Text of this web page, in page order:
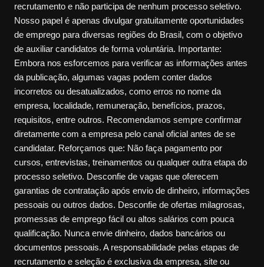
recrutamento e não participa de nenhum processo seletivo.
Nosso papel é apenas divulgar gratuitamente oportunidades
de emprego para diversas regiões do Brasil, com o objetivo
de auxiliar candidatos de forma voluntária. Importante:
Embora nos esforcemos para verificar as informações antes
da publicação, algumas vagas podem conter dados
incorretos ou desatualizados, como erros no nome da
empresa, localidade, remuneração, benefícios, prazos,
requisitos, entre outros. Recomendamos sempre confirmar
diretamente com a empresa pelo canal oficial antes de se
candidatar. Reforçamos que: Não faça pagamento por
cursos, entrevistas, treinamentos ou qualquer outra etapa do
processo seletivo. Desconfie de vagas que oferecem
garantias de contratação após envio de dinheiro, informações
pessoais ou outros dados. Desconfie de ofertas milagrosas,
promessas de emprego fácil ou altos salários com pouca
qualificação. Nunca envie dinheiro, dados bancários ou
documentos pessoais. A responsabilidade pelas etapas de
recrutamento e seleção é exclusiva da empresa, site ou